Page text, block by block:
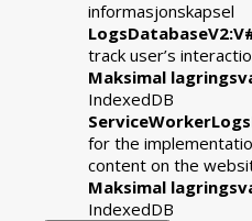
informasjonskapsel
track user’s
Maksimal
IndexedDB
for the
content on the
Maksimal
IndexedDB